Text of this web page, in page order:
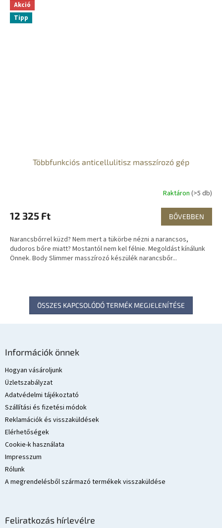
Akció
Tipp
Többfunkciós anticellulitisz masszírozó gép
Raktáron (>5 db)
12 325 Ft BŐVEBBEN
Narancsbőrrel küzd? Nem mert a tükörbe nézni a narancsos,
dudoros bőre miatt? Mostantól nem kel félnie. Megoldást kínálunk
Önnek. Body Slimmer masszírozó készülék narancsbőr...
ÖSSZES KAPCSOLÓDÓ TERMÉK MEGJELENÍTÉSE
Információk önnek
Hogyan vásároljunk
Üzletszabályzat
Adatvédelmi tájékoztató
Szállítási és fizetési módok
Reklamációk és visszaküldések
Elérhetőségek
Cookie-k használata
Impresszum
Rólunk
A megrendelésből származó termékek visszaküldése
Feliratkozás hírlevélre